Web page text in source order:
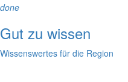
done
Gut zu wissen
Wissenswertes für die Region